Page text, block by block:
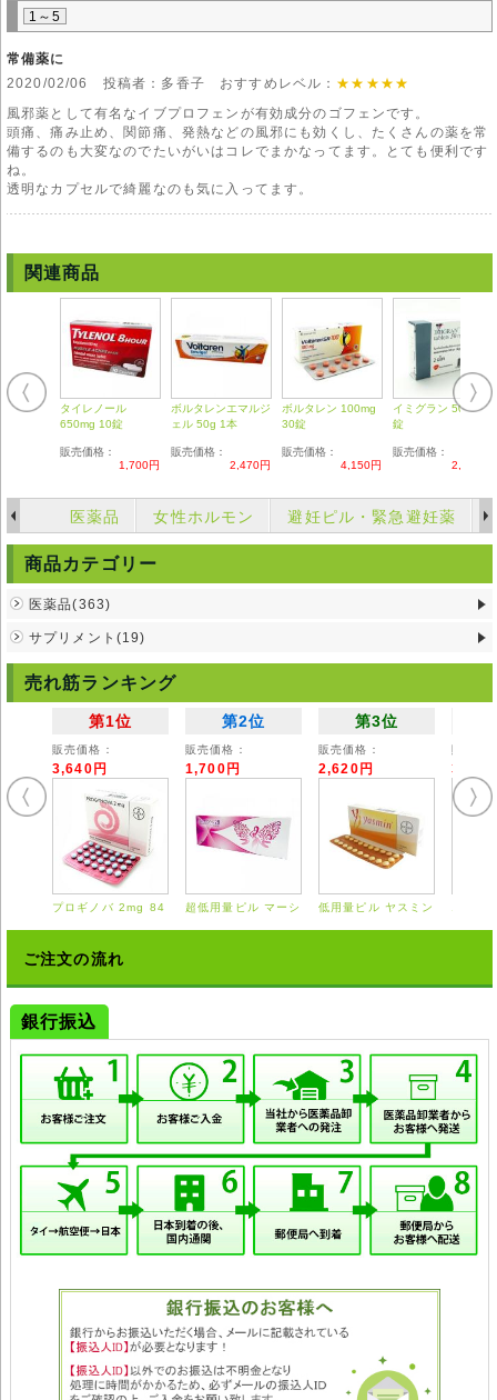
医師に相談するようにしてください。
注意事項
18歳以下の子供、及び妊産婦、授乳中といった人は使用しないでくださ
い。
過去に解熱剤や鎮痛剤等でアレルギー症状や喘息症状を起こしたことのあ
る人は、服用しないで下さい。
消化器系に疾患がある場合も、出来るだけ使用は避けましょう。
その他、持病を持っている場合は、必ずかかりつけの医師と相談したうえ
で、使用するようにしましょう。
特に持病など持っていなくても、副作用に影響されやすい高齢者が使用す
る場合も注意が必要になります。
な時は、薬剤師か医師にまず相談してから使用しましょう。
◆本剤は国内では医師の処方を必要とする【要指示薬】です。本剤の説明
見解 と異なる場合がありますのでご留意ください。
◆輸入医薬品はご自身の責任の上で、他者に譲渡せずご自身にてご使用く
ださい。
◆詳細は掛かり付けの医師または薬剤師にご相談ください。
◆弊社ではどのような責任も受けかねますのでご了承ください。
1～5
常備薬に
2020/02/06 投稿者：多香子 おすすめレベル： ★★★★★
風邪薬として有名なイブプロフェンが有効成分のゴフェンです。
頭痛、痛み止め、関節痛、発熱などの風邪にも効くし、たくさんの薬を常
備するのも大変なのでたいがいはコレでまかなってます。とても便利です
ね。
透明なカプセルで綺麗なのも気に入ってます。
関連商品
タイレノール
650mg 10錠
販売価格：
1,700円
ボルタレンエマルジ
ェル 50g 1本
販売価格：
2,470円
ボルタレン 100mg
30錠
販売価格：
4,150円
イミグラン 50mg 2
錠
販売価格：
2,360円
医薬品 女性ホルモン 避妊ピル・緊急避妊薬
商品カテゴリー
医薬品(363)
サプリメント(19)
売れ筋ランキング
第1位
販売価格：
3,640円
プロギノバ 2mg 84
第2位
販売価格：
1,700円
超低用量ピル マーシ
第3位
販売価格：
2,620円
低用量ピル ヤスミン
3,550
ご注文の流れ
銀行振込